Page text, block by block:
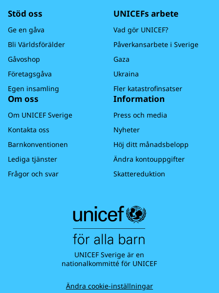
Stöd oss
Ge en gåva
Bli Världsförälder
Gåvoshop
Företagsgåva
Egen insamling
UNICEFs arbete
Vad gör UNICEF?
Påverkansarbete i Sverige
Gaza
Ukraina
Fler katastrofinsatser
Om oss
Om UNICEF Sverige
Kontakta oss
Barnkonventionen
Lediga tjänster
Frågor och svar
Information
Press och media
Nyheter
Höj ditt månadsbelopp
Ändra kontouppgifter
Skattereduktion
UNICEF Sverige är en
nationalkommitté för UNICEF
Ändra cookie-inställningar